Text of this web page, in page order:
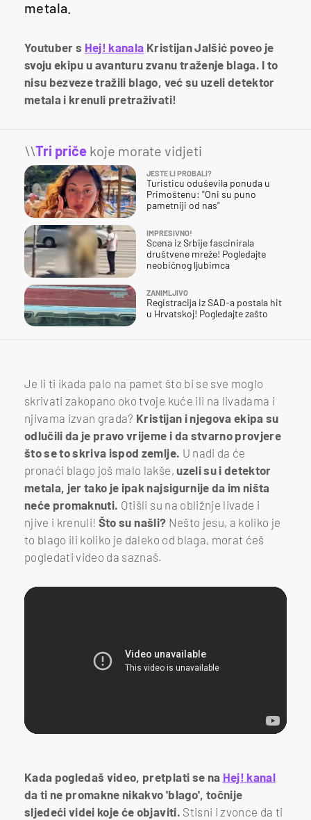
metala.
Youtuber s Hej! kanala Kristijan Jalšić poveo je
svoju ekipu u avanturu zvanu traženje blaga. I to
nisu bezveze tražili blago, već su uzeli detektor
metala i krenuli pretraživati!
\\Tri priče koje morate vidjeti
JESTE LI PROBALI?
Turisticu oduševila ponuda u
Primoštenu: "Oni su puno
pametniji od nas"
IMPRESIVNO!
Scena iz Srbije fascinirala
društvene mreže! Pogledajte
neobičnog ljubimca
ZANIMLJIVO
Registracija iz SAD-a postala hit
u Hrvatskoj! Pogledajte zašto
Je li ti ikada palo na pamet što bi se sve moglo
skrivati zakopano oko tvoje kuće ili na livadama i
njivama izvan grada? Kristijan i njegova ekipa su
odlučili da je pravo vrijeme i da stvarno provjere
što se to skriva ispod zemlje. U nadi da će
pronaći blago još malo lakše,uzeli su i detektor
metala, jer tako je ipak najsigurnije da im ništa
neće promaknuti. Otišli su na obližnje livade i
njive i krenuli! Što su našli? Nešto jesu, a koliko je
to blago ili koliko je daleko od blaga, morat ćeš
pogledati video da saznaš.
Kada pogledaš video, pretplati se na Hej! kanal
da ti ne promakne nikakvo 'blago', točnije
sljedeći videi koje će objaviti. Stisni i zvonce da ti